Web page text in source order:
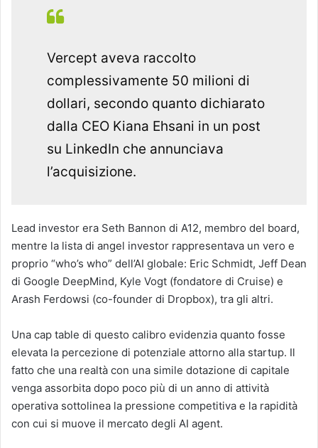
Vercept aveva raccolto
complessivamente 50 milioni di
dollari, secondo quanto dichiarato
dalla CEO Kiana Ehsani in un post
su LinkedIn che annunciava
l’acquisizione.
Lead investor era Seth Bannon di A12, membro del board,
mentre la lista di angel investor rappresentava un vero e
proprio “who’s who” dell’AI globale: Eric Schmidt, Jeff Dean
di Google DeepMind, Kyle Vogt (fondatore di Cruise) e
Arash Ferdowsi (co-founder di Dropbox), tra gli altri.
Una cap table di questo calibro evidenzia quanto fosse
elevata la percezione di potenziale attorno alla startup. Il
fatto che una realtà con una simile dotazione di capitale
venga assorbita dopo poco più di un anno di attività
operativa sottolinea la pressione competitiva e la rapidità
con cui si muove il mercato degli AI agent.